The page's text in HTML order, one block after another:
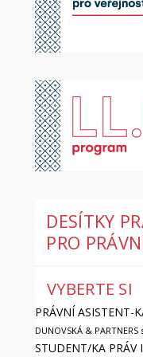
DESÍTKY
PRO
VYBERTE SI
PRÁVNÍ ASISTENT-
DUNOVSKÁ &
STUDENT/KA PRÁV